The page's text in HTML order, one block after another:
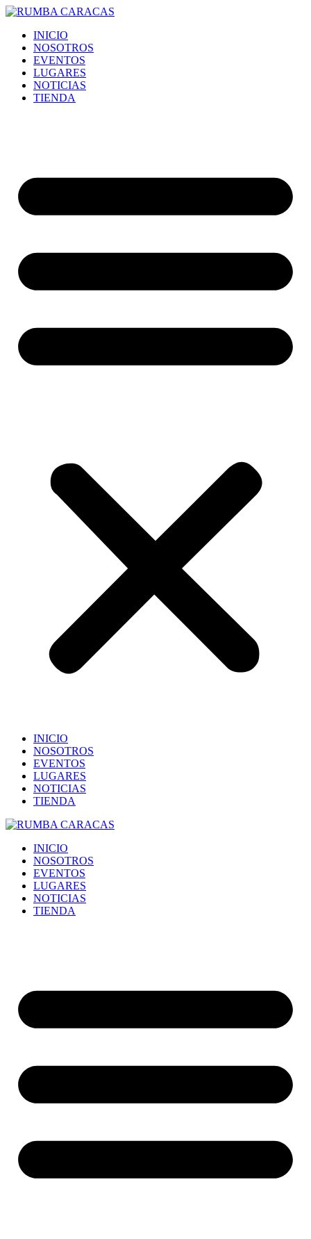
Ir
contenidoINICIO
NOSOTROS
EVENTOS
LUGARES
NOTICIAS
TIENDA
INICIO
NOSOTROS
EVENTOS
LUGARES
NOTICIAS
TIENDA
INICIO
NOSOTROS
EVENTOS
LUGARES
NOTICIAS
TIENDA